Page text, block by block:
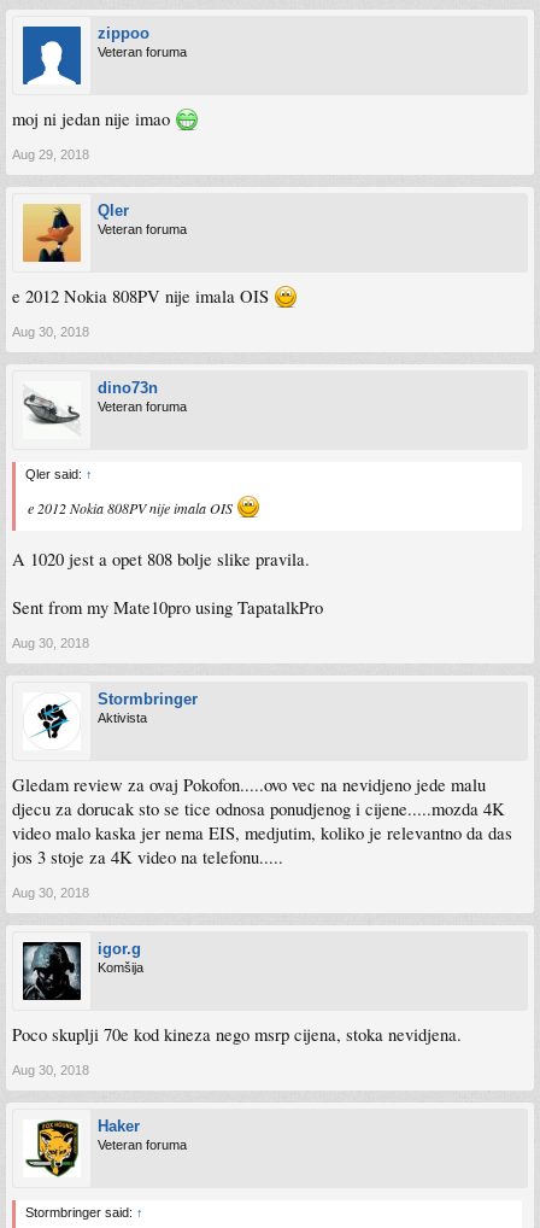
zippoo
Veteran foruma
moj ni jedan nije imao
Aug 29, 2018
Qler
Veteran foruma
e 2012 Nokia 808PV nije imala OIS
Aug 30, 2018
dino73n
Veteran foruma
Qler said: ↑
e 2012 Nokia 808PV nije imala OIS
A 1020 jest a opet 808 bolje slike pravila.
Sent from my Mate10pro using TapatalkPro
Aug 30, 2018
Stormbringer
Aktivista
Gledam review za ovaj Pokofon.....ovo vec na nevidjeno jede malu
djecu za dorucak sto se tice odnosa ponudjenog i cijene.....mozda 4K
video malo kaska jer nema EIS, medjutim, koliko je relevantno da das
jos 3 stoje za 4K video na telefonu.....
Aug 30, 2018
igor.g
Komšija
Poco skuplji 70e kod kineza nego msrp cijena, stoka nevidjena.
Aug 30, 2018
Haker
Veteran foruma
Stormbringer said: ↑